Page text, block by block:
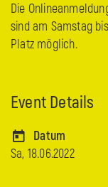
Die
sind am Samstag
Platz möglich.
Event Details
Datum
Sa, 18.06.2022